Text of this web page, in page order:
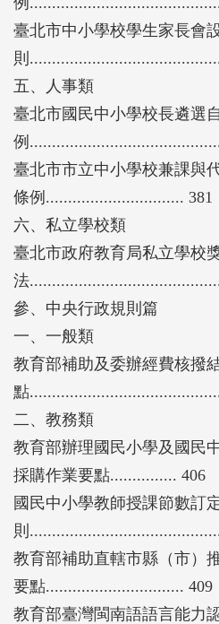
臺北市中小學校學生家長會
則
五、人事類
臺北市國民中小學校長遴選
例
臺北市市立中小學校兼課與
條例............................... 381
六、私立學校類
臺北市政府教育局私立學校
法
參、中央行政規則篇
一、一般類
教育部補助及委辦經費核撥
點
二、教務類
教育部辦理國民小學及國民
採購作業要點............... 406
國民中小學教師授課節數訂
則
教育部補助直轄市縣（市）
要點............................... 409
教育部臺灣閩南語語言能力